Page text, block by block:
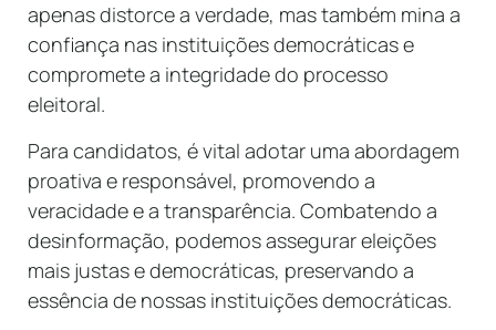
apenas distorce a verdade, mas também mina a
confiança nas instituições democráticas e
compromete a integridade do processo
eleitoral.
Para candidatos, é vital adotar uma abordagem
proativa e responsável, promovendo a
veracidade e a transparência. Combatendo a
desinformação, podemos assegurar eleições
mais justas e democráticas, preservando a
essência de nossas instituições democráticas.